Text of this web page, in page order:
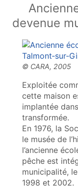
devenue
Exploitée
cette maison
implantée
transformée.
En 1976, la
le musée de
l’ancienne
pêche est
municipalité,
1998 et 2002.